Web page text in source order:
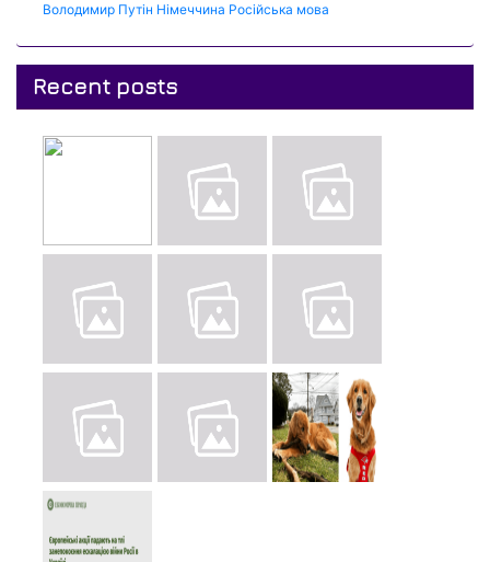
Володимир Путін Німеччина Російська мова
Recent posts